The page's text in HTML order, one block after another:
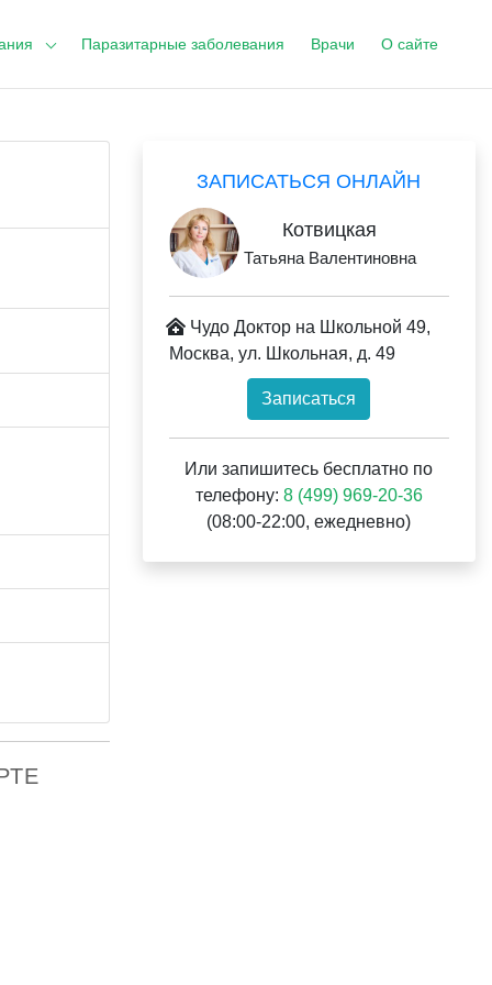
Паразитарные заболевания Врачи О сайте
ЗАПИСАТЬСЯ ОНЛАЙН
Котвицкая
Татьяна Валентиновна
Чудо Доктор на Школьной 49,
Москва, ул. Школьная, д. 49
Записаться
Или запишитесь бесплатно по
телефону: 8 (499) 969-20-36
(08:00-22:00, ежедневно)